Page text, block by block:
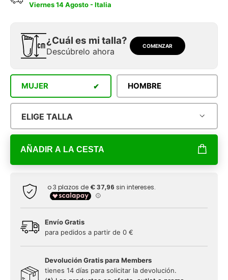
Viernes 14 Agosto - Italia
¿Cuál es mi talla?
Descúbrelo ahora
COMENZAR
MUJER HOMBRE
ELIGE TALLA
AÑADIR A LA CESTA
Envío Gratis
para pedidos a partir de 0 €
Devolución Gratis para Members
tienes 14 días para solicitar la devolución.